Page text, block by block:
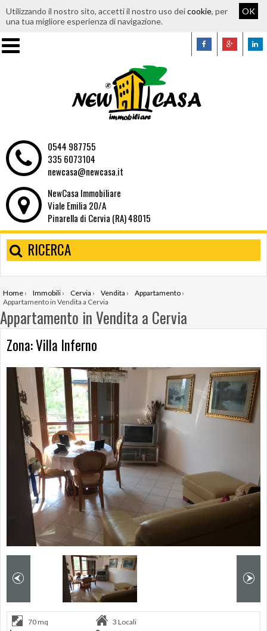
Utilizzando il nostro sito, accetti il nostro uso deicookie, per
una tua migliore esperienza di navigazione.
OK
0544 987755
335 6073104
newcasa@newcasa.it
NewCasa Immobiliare
Viale Emilia 20/A
Pinarella di Cervia (RA) 48015
RICERCA
Home › Immobili › Cervia › Vendita › Appartamento ›
Appartamento in Vendita a Cervia
Appartamento in Vendita a Cervia
Zona: Villa Inferno
70 mq
3 Locali